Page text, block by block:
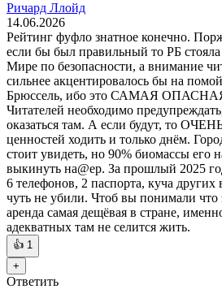
Ричард Ллойд
14.06.2026
Рейтинг фуфло знатное конечно.
если бы был правильный то РБ
Мире по безопасности, а внимание
сильнее акцентировалось бы на
Брюссель, ибо это САМАЯ
Читателей необходимо
оказаться там. А если будут, то
ценностей ходить и только днём.
стоит увидеть, но 90% биомассы его
выкинуть на@ер. За прошлый 2025
6 телефонов, 2 паспорта, куча
чуть не убили. Чтоб вы понимали что
аренда самая дещёвая в стране,
адекватных там не селится жить.
👍 1
+
Ответить